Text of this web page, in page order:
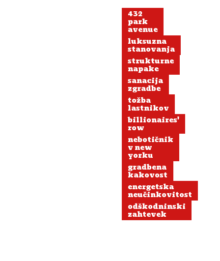
432
park
avenue
luksuzna
stanovanja
strukturne
napake
sanacija
zgradbe
tožba
lastnikov
billionaires'
row
nebotičnik
v new
yorku
gradbena
kakovost
energetska
neučinkovitost
odškodninski
zahtevek